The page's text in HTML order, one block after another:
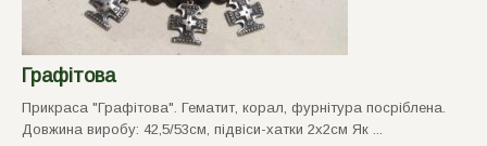
Графiтова
Прикраса "Графiтова". Гематит, корал, фурнiтура посрiблена.
Довжина виробу: 42,5/53см, пiдвiси-хатки 2х2см Як ...